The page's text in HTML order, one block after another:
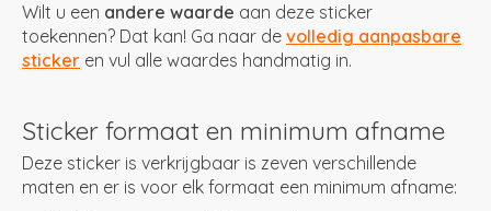
Wilt u een andere waarde aan deze sticker
toekennen? Dat kan! Ga naar de volledig aanpasbare
sticker en vul alle waardes handmatig in.
Sticker formaat en minimum afname
Deze sticker is verkrijgbaar is zeven verschillende
maten en er is voor elk formaat een minimum afname: